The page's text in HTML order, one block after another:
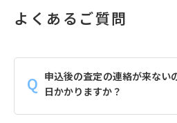
よくあるご質問
申込後の査定の連絡が来ない
日かかりますか？